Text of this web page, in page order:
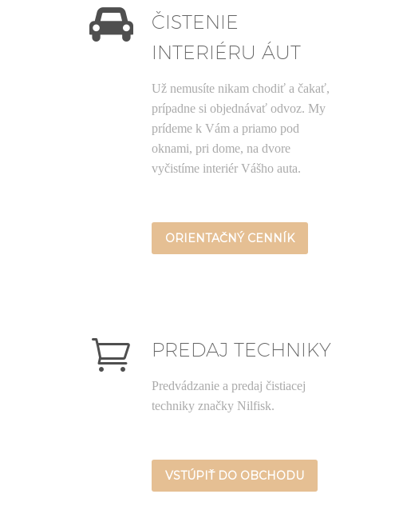


ČISTENIE
INTERIÉRU ÁUT
Už nemusíte nikam chodiť a čakať,
prípadne si objednávať odvoz. My
prídeme k Vám a priamo pod
oknami, pri dome, na dvore
vyčistíme interiér Vášho auta.
ORIENTAČNÝ CENNÍK

 PREDAJ TECHNIKY
Predvádzanie a predaj čistiacej
techniky značky Nilfisk.
VSTÚPIŤ DO OBCHODU